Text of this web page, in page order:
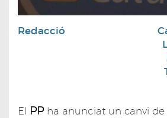
Redacció
El PP ha anunciat un canvi de